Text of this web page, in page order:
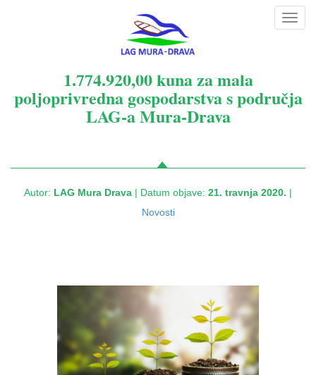
1.774.920,00 kuna za mala
poljoprivredna gospodarstva s područja
LAG-a Mura-Drava
Autor: LAG Mura Drava | Datum objave: 21. travnja 2020. |
Novosti